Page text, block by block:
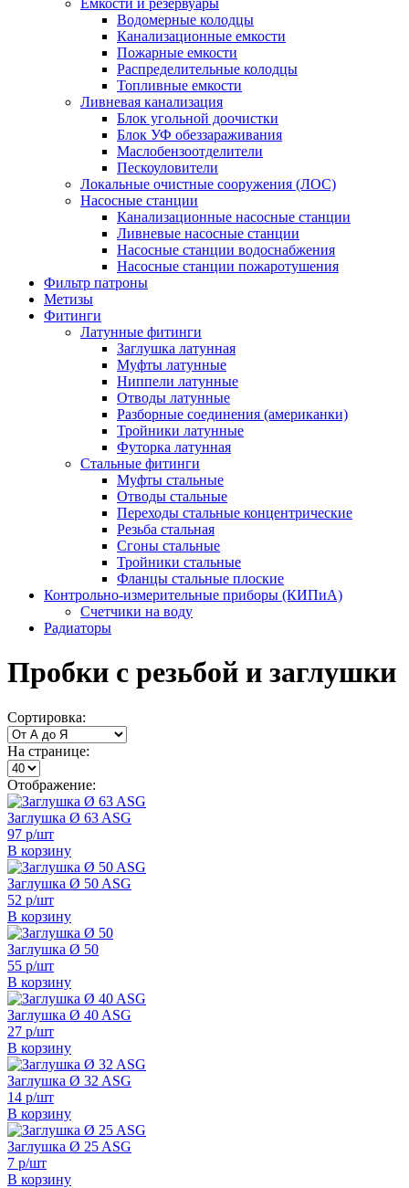
Емкости и резервуары
Водомерные колодцы
Канализационные емкости
Пожарные емкости
Распределительные колодцы
Топливные емкости
Ливневая канализация
Блок угольной доочистки
Блок УФ обеззараживания
Маслобензоотделители
Пескоуловители
Локальные очистные сооружения (ЛОС)
Насосные станции
Канализационные насосные станции
Ливневые насосные станции
Насосные станции водоснабжения
Насосные станции пожаротушения
Фильтр патроны
Метизы
Фитинги
Латунные фитинги
Заглушка латунная
Муфты латунные
Ниппели латунные
Отводы латунные
Разборные соединения (американки)
Тройники латунные
Футорка латунная
Стальные фитинги
Муфты стальные
Отводы стальные
Переходы стальные концентрические
Резьба стальная
Сгоны стальные
Тройники стальные
Фланцы стальные плоские
Контрольно-измерительные приборы (КИПиА)
Счетчики на воду
Радиаторы
Пробки с резьбой и заглушки
Сортировка:
На странице:
Отображение:
Заглушка Ø 63 ASG
97 р/шт
В корзину
Заглушка Ø 50 ASG
52 р/шт
В корзину
Заглушка Ø 50
55 р/шт
В корзину
Заглушка Ø 40 ASG
27 р/шт
В корзину
Заглушка Ø 32 ASG
14 р/шт
В корзину
Заглушка Ø 25 ASG
7 р/шт
В корзину